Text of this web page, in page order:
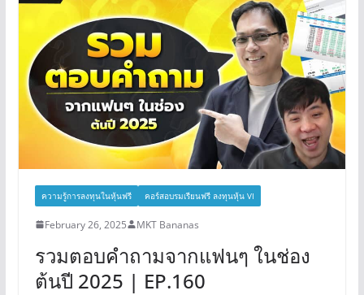
ความรู้การลงทุนในหุ้นฟรี คอร์สอบรมเรียนฟรี ลงทุนหุ้น VI
February 26, 2025 MKT Bananas
รวมตอบคำถามจากแฟนๆ ในช่อง
ต้นปี 2025 | EP.160